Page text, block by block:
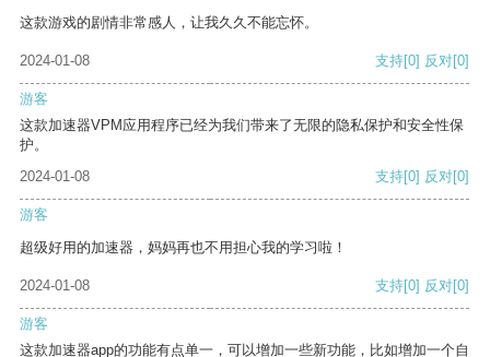
这款游戏的剧情非常感人，让我久久不能忘怀。
2024-01-08 支持[0] 反对[0]
游客
这款加速器VPM应用程序已经为我们带来了无限的隐私保护和安全性保
护。
2024-01-08
支持[0] 反对[0]
游客
超级好用的加速器，妈妈再也不用担心我的学习啦！
2024-01-08 支持[0] 反对[0]
游客
这款加速器app的功能有点单一，可以增加一些新功能，比如增加一个自